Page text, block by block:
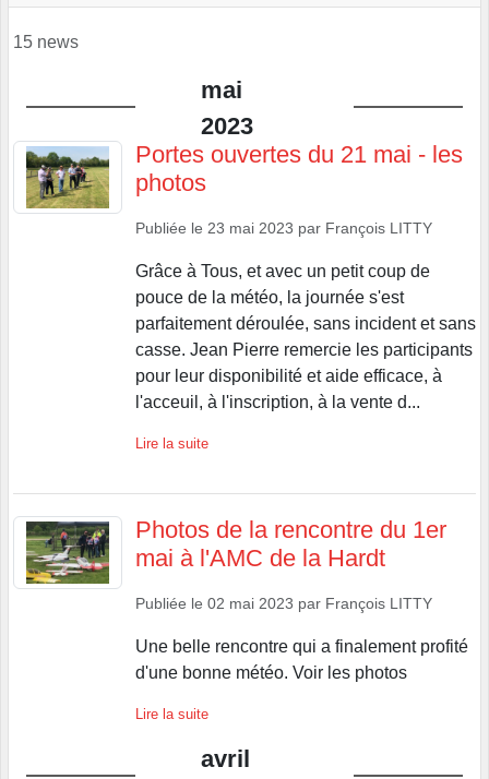
15 news
mai
2023
Portes ouvertes du 21 mai - les
photos
Publiée le 23 mai 2023 par François LITTY
Grâce à Tous, et avec un petit coup de
pouce de la météo, la journée s'est
parfaitement déroulée, sans incident et sans
casse. Jean Pierre remercie les participants
pour leur disponibilité et aide efficace, à
l'acceuil, à l'inscription, à la vente d...
Lire la suite
Photos de la rencontre du 1er
mai à l'AMC de la Hardt
Publiée le 02 mai 2023 par François LITTY
Une belle rencontre qui a finalement profité
d'une bonne météo. Voir les photos
Lire la suite
avril